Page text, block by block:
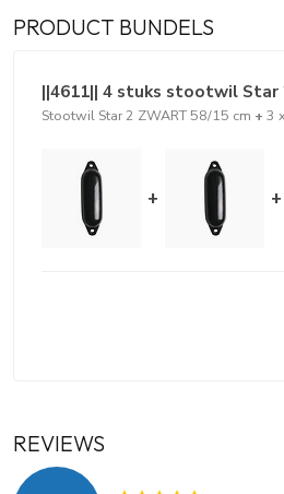
PRODUCT BUNDELS
||4611|| 4 stuks stootwil
Stootwil Star 2 ZWART 58/15 cm + 3
+ +
REVIEWS